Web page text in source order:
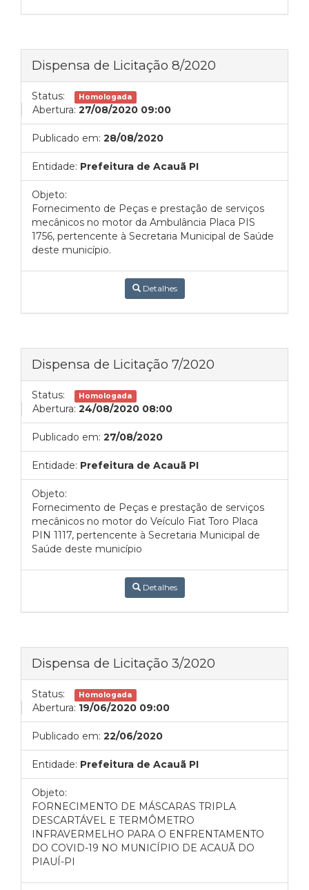
Dispensa de Licitação 8/2020
Status: Homologada
Abertura: 27/08/2020 09:00
Publicado em: 28/08/2020
Entidade: Prefeitura de Acauã PI
Objeto:
Fornecimento de Peças e prestação de serviços
mecânicos no motor da Ambulância Placa PIS
1756, pertencente à Secretaria Municipal de Saúde
deste município.
Detalhes
Dispensa de Licitação 7/2020
Status: Homologada
Abertura: 24/08/2020 08:00
Publicado em: 27/08/2020
Entidade: Prefeitura de Acauã PI
Objeto:
Fornecimento de Peças e prestação de serviços
mecânicos no motor do Veículo Fiat Toro Placa
PIN 1117, pertencente à Secretaria Municipal de
Saúde deste município
Detalhes
Dispensa de Licitação 3/2020
Status: Homologada
Abertura: 19/06/2020 09:00
Publicado em: 22/06/2020
Entidade: Prefeitura de Acauã PI
Objeto:
FORNECIMENTO DE MÁSCARAS TRIPLA
DESCARTÁVEL E TERMÔMETRO
INFRAVERMELHO PARA O ENFRENTAMENTO
DO COVID-19 NO MUNICÍPIO DE ACAUÃ DO
PIAUÍ-PI